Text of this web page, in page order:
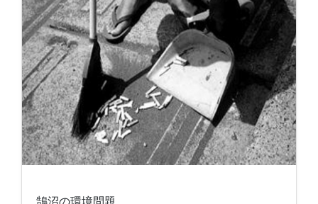
鵠沼の環境問題